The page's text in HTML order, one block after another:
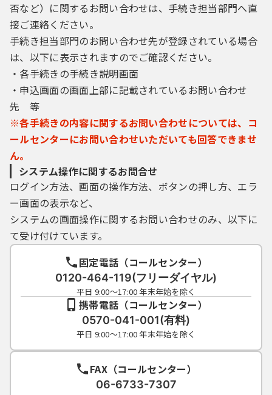
否など）に関するお問い合わせは、手続き担当部門へ直
接ご連絡ください。
手続き担当部門のお問い合わせ先が登録されている場合
は、以下に表示されますのでご確認ください。
・各手続きの手続き説明画面
・申込画面の画面上部に記載されているお問い合わせ
先 等
※各手続きの内容に関するお問い合わせについては、コ
ールセンターにお問い合わせいただいても回答できませ
ん。
システム操作に関するお問合せ
ログイン方法、画面の操作方法、ボタンの押し方、エラ
ー画面の表示など、
システムの画面操作に関するお問い合わせのみ、以下に
て受け付けています。
固定電話（コールセンター）
0120-464-119(フリーダイヤル)
平日 9:00～17:00 年末年始を除く
携帯電話（コールセンター）
0570-041-001(有料)
平日 9:00～17:00 年末年始を除く
FAX（コールセンター）
06-6733-7307